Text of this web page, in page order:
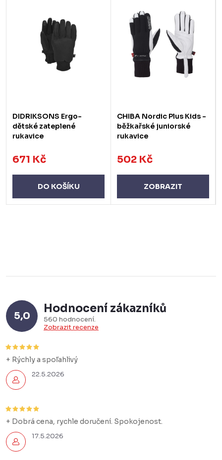
DIDRIKSONS Ergo-
dětské zateplené
rukavice
671 Kč
DO KOŠÍKU
CHIBA Nordic Plus Kids -
běžkařské juniorské
rukavice
502 Kč
ZOBRAZIT
5,0
Hodnocení zákazníků
560 hodnocení
Zobrazit recenze
22.5.2026
+ Rýchly a spoľahlivý
17.5.2026
+ Dobrá cena, rychle doručení. Spokojenost.